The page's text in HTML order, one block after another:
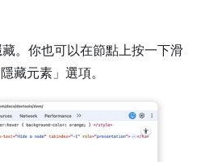
。你也可以在節點上按一下滑
藏元素」 選項。